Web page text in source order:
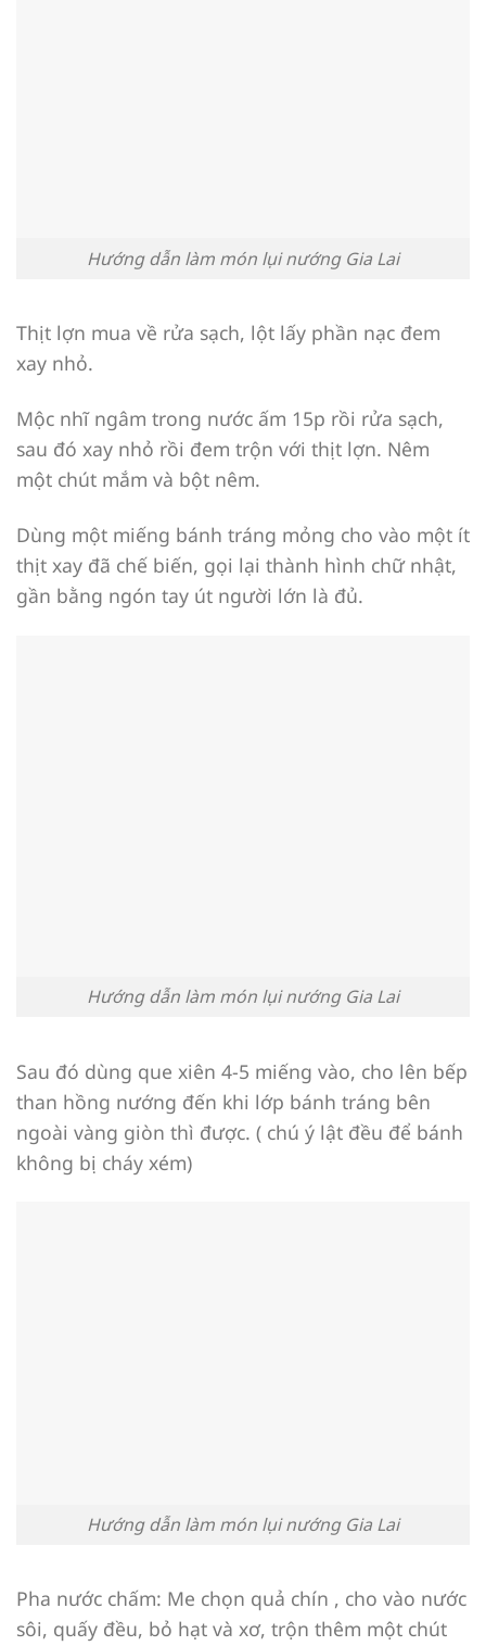
Hướng dẫn làm món lụi nướng Gia Lai
Thịt lợn mua về rửa sạch, lột lấy phần nạc đem
xay nhỏ.
Mộc nhĩ ngâm trong nước ấm 15p rồi rửa sạch,
sau đó xay nhỏ rồi đem trộn với thịt lợn. Nêm
một chút mắm và bột nêm.
Dùng một miếng bánh tráng mỏng cho vào một ít
thịt xay đã chế biến, gọi lại thành hình chữ nhật,
gần bằng ngón tay út người lớn là đủ.
Hướng dẫn làm món lụi nướng Gia Lai
Sau đó dùng que xiên 4-5 miếng vào, cho lên bếp
than hồng nướng đến khi lớp bánh tráng bên
ngoài vàng giòn thì được. ( chú ý lật đều để bánh
không bị cháy xém)
Hướng dẫn làm món lụi nướng Gia Lai
Pha nước chấm: Me chọn quả chín , cho vào nước
sôi, quấy đều, bỏ hạt và xơ, trộn thêm một chút